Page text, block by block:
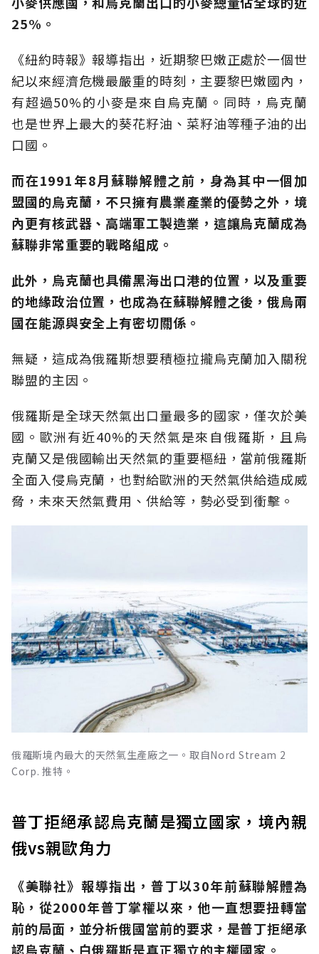
25%。
《紐約時報》報導指出，近期黎巴嫩正處於一個世
紀以來經濟危機最嚴重的時刻，主要黎巴嫩國內，
有超過50%的小麥是來自烏克蘭。同時，烏克蘭
也是世界上最大的葵花籽油、菜籽油等種子油的出
口國。
而在1991年8月蘇聯解體之前，身為其中一個加
盟國的烏克蘭，不只擁有農業產業的優勢之外，境
內更有核武器、高端軍工製造業，這讓烏克蘭成為
蘇聯非常重要的戰略組成。
此外，烏克蘭也具備黑海出口港的位置，以及重要
的地緣政治位置，也成為在蘇聯解體之後，俄烏兩
國在能源與安全上有密切關係。
無疑，這成為俄羅斯想要積極拉攏烏克蘭加入關稅
聯盟的主因。
俄羅斯是全球天然氣出口量最多的國家，僅次於美
國。歐洲有近40%的天然氣是來自俄羅斯，且烏
克蘭又是俄國輸出天然氣的重要樞紐，當前俄羅斯
全面入侵烏克蘭，也對給歐洲的天然氣供給造成威
脅，未來天然氣費用、供給等，勢必受到衝擊。
俄羅斯境內最大的天然氣生產廠之一。取自Nord Stream 2
Corp. 推特。
普丁拒絕承認烏克蘭是獨立國家，境內親
俄vs親歐角力
《美聯社》報導指出，普丁以30年前蘇聯解體為
恥，從2000年普丁掌權以來，他一直想要扭轉當
前的局面，並分析俄國當前的要求，是普丁拒絕承
認烏克蘭、白俄羅斯是真正獨立的主權國家。